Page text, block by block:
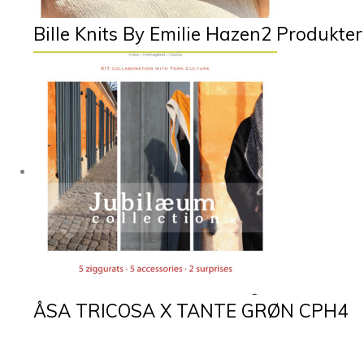
Bille Knits By Emilie Hazen2 Produkter
ÅSA TRICOSA X TANTE GRØN CPH4